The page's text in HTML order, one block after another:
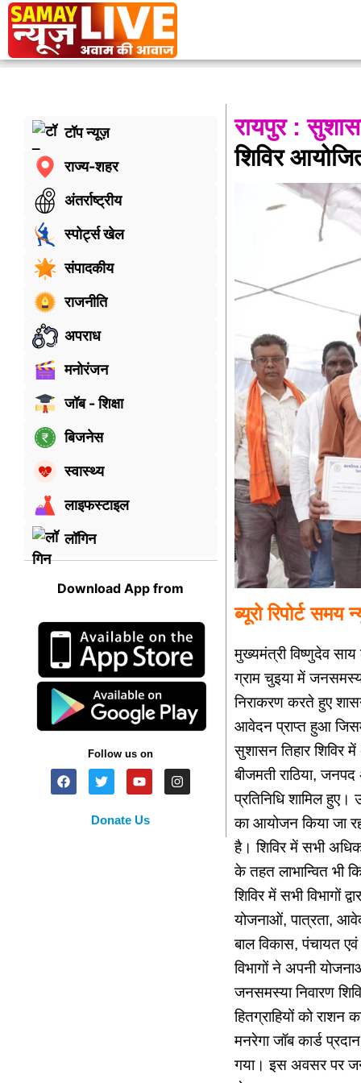
टॉप न्यूज़
राज्य-शहर
अंतर्राष्ट्रीय
स्पोर्ट्स खेल
संपादकीय
राजनीति
अपराध
मनोरंजन
जॉब - शिक्षा
बिजनेस
स्वास्थ्य
लाइफस्टाइल
लॉगिन
Download App from
Follow us on
Donate Us
रायपुर :
शिविर
ब्यूरो रिपोर्ट
मुख्यमंत्री विष्णुदेव
ग्राम चुइया में
निराकरण करते हुए
आवेदन प्राप्त हुआ
सुशासन तिहार शिविर
बीजमती राठिया,
प्रतिनिधि शामिल
का आयोजन किया जा
है। शिविर में सभी
के तहत लाभान्वित भी
शिविर में सभी विभागों
योजनाओं, पात्रता,
बाल विकास, पंचायत एवं
विभागों ने अपनी
जनसमस्या निवारण
हितग्राहियों को राशन
मनरेगा जॉब कार्ड
गया। इस अवसर पर